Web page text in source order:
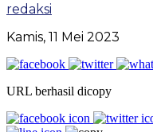
redaksi
Kamis, 11 Mei 2023
URL berhasil dicopy